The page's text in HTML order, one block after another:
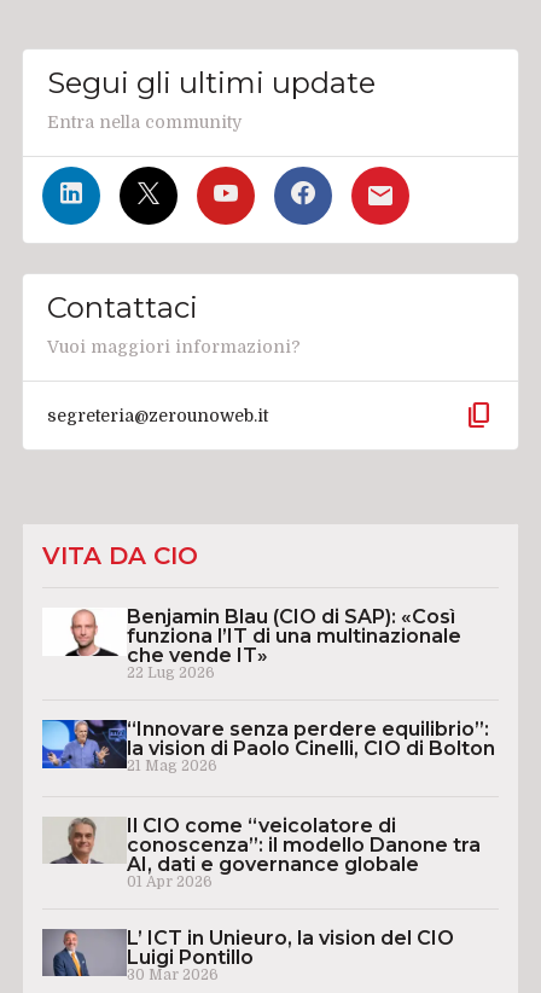
Segui gli ultimi update
Entra nella community
Contattaci
Vuoi maggiori informazioni?
segreteria@zerounoweb.it content_copy
VITA DA CIO
Benjamin Blau (CIO di SAP): «Così
funziona l’IT di una multinazionale
che vende IT»
22 Lug 2026
“Innovare senza perdere equilibrio”:
la vision di Paolo Cinelli, CIO di Bolton
21 Mag 2026
Il CIO come “veicolatore di
conoscenza”: il modello Danone tra
AI, dati e governance globale
01 Apr 2026
L’ ICT in Unieuro, la vision del CIO
Luigi Pontillo
30 Mar 2026